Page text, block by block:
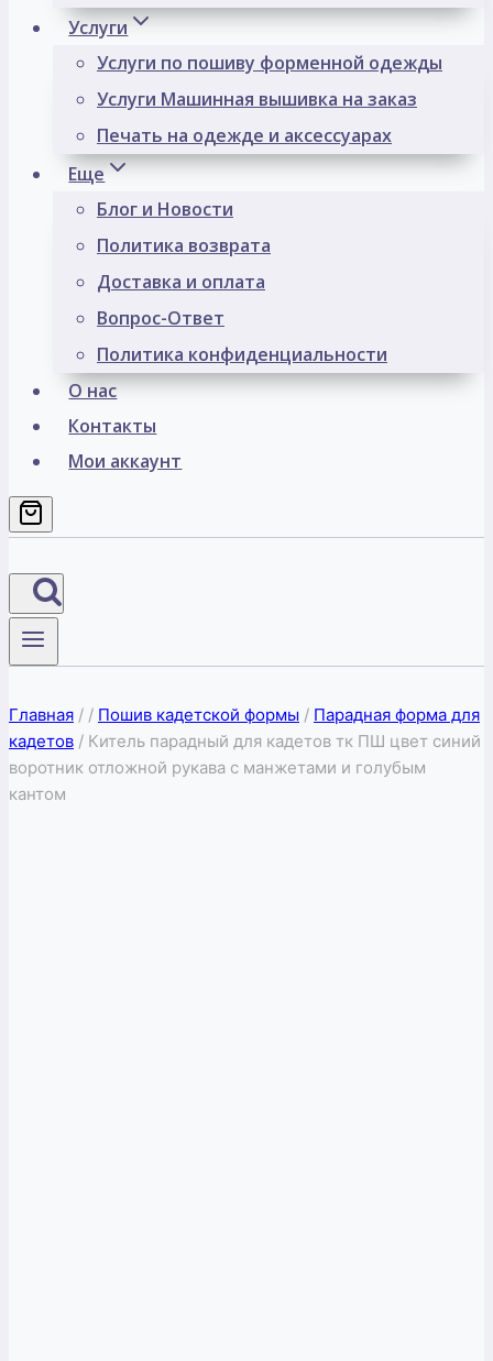
Услуги
Услуги по пошиву форменной одежды
Услуги Машинная вышивка на заказ
Печать на одежде и аксессуарах
Еще
Блог и Новости
Политика возврата
Доставка и оплата
Вопрос-Ответ
Политика конфиденциальности
О нас
Контакты
Мои аккаунт
Главная / / Пошив кадетской формы / Парадная форма для
кадетов / Китель парадный для кадетов тк ПШ цвет синий
воротник отложной рукава с манжетами и голубым
кантом